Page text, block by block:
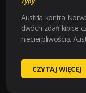
Austria kontra
dwóch zdań kibice
niecierpliwością.
AUSTRIA-
NORWAY
CZYTAJ WIĘCEJ